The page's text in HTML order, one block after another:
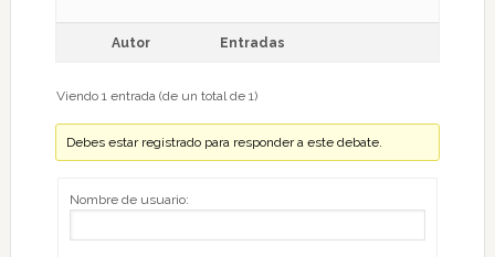
Autor Entradas
Viendo 1 entrada (de un total de 1)
Debes estar registrado para responder a este debate.
Nombre de usuario: